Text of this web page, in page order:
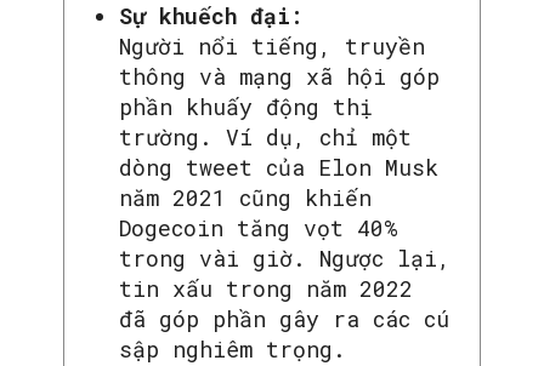
Sự khuếch đại:
Người nổi tiếng, truyền
thông và mạng xã hội góp
phần khuấy động thị
trường. Ví dụ, chỉ một
dòng tweet của Elon Musk
năm 2021 cũng khiến
Dogecoin tăng vọt 40%
trong vài giờ. Ngược lại,
tin xấu trong năm 2022
đã góp phần gây ra các cú
sập nghiêm trọng.